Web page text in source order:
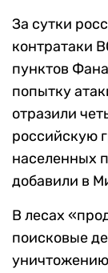
За сутки
контратаки
пунктов
попытку
отразили
российскую
населенных
добавили в
В лесах
поисковые